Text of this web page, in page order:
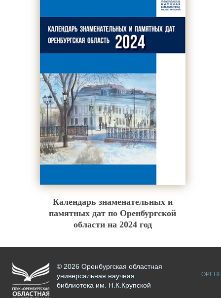
Календарь знаменательных и
памятных дат по Оренбургской
области на 2024 год
© 2026 Оренбургская областная
универсальная научная
библиотека им. Н.К.Крупской